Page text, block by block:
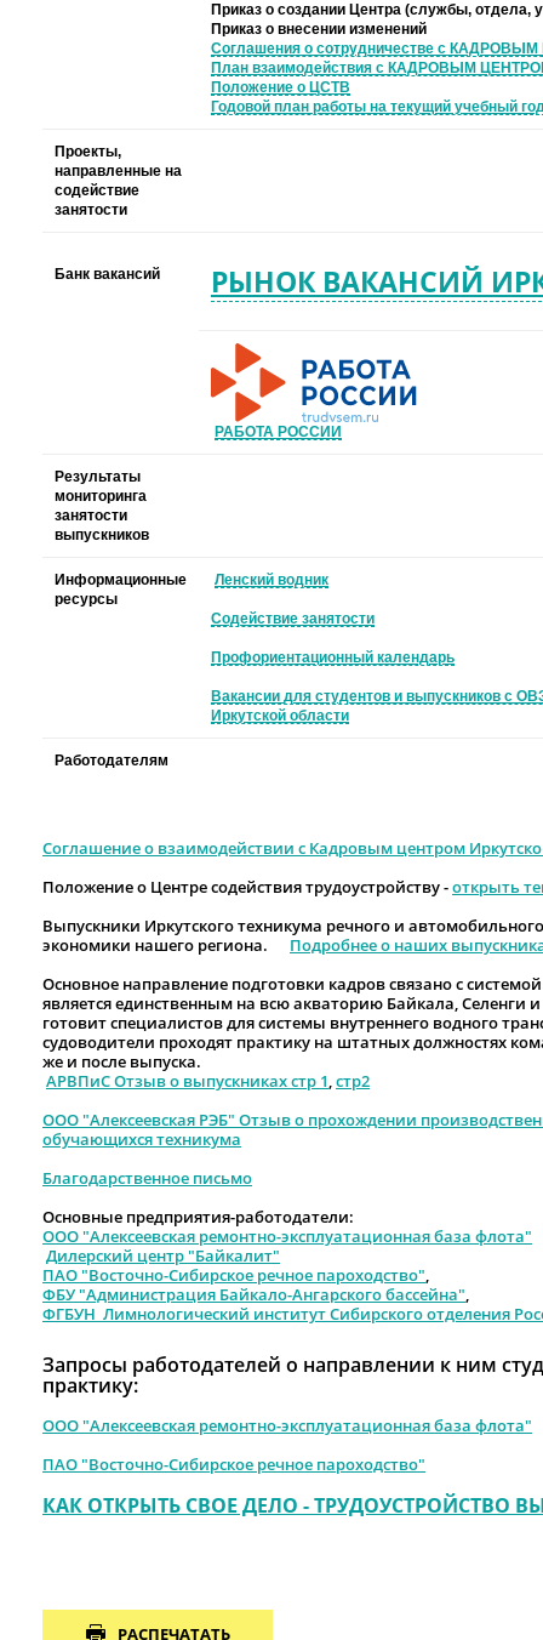
Приказ о создании Центра (службы, отдела,
Приказ о внесении изменений
Соглашения о сотрудничестве с КАДРОВЫМ
План взаимодействия с КАДРОВЫМ
Положение о ЦСТВ
Годовой план работы на текущий учебный
Проекты,
направленные на
содействие
занятости
Банк вакансий РЫНОК ВАКАНСИЙ
РАБОТА РОССИИ
Результаты
мониторинга
занятости
выпускников
Информационные
ресурсы
Ленский водник
Содействие занятости
Профориентационный календарь
Вакансии для студентов и выпускников с
Иркутской области
Работодателям
Соглашение о взаимодействии с Кадровым центром
Положение о Центре содействия трудоустройству -открыть
Выпускники Иркутского техникума речного и
экономики нашего региона. Подробнее о наших
Основное направление подготовки кадров связано с
является единственным на всю акваторию Байкала, Селенги
готовит специалистов для системы внутреннего водного
судоводители проходят практику на штатных должностях
же и после выпуска.
АРВПиС Отзыв о выпускниках стр 1,стр2
ООО "Алексеевская РЭБ" Отзыв о прохождении
обучающихся техникума
Благодарственное письмо
Основные предприятия-работодатели:
ООО "Алексеевская ремонтно-эксплуатационная база флота"
Дилерский центр "Байкалит"
ПАО "Восточно-Сибирское речное пароходство",
ФБУ "Администрация Байкало-Ангарского бассейна",
ФГБУН Лимнологический институт Сибирского отделения
Запросы работодателей о направлении к ним
практику:
ООО "Алексеевская ремонтно-эксплуатационная база флота"
ПАО "Восточно-Сибирское речное пароходство"
КАК ОТКРЫТЬ СВОЕ ДЕЛО - ТРУДОУСТРОЙСТВО
РАСПЕЧАТАТЬ